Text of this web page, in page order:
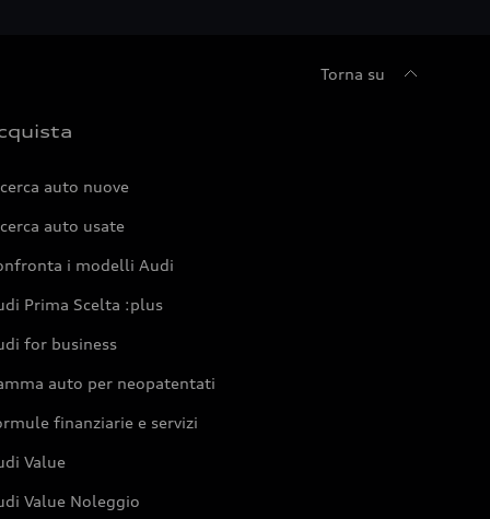
Torna su
auto nuove
auto usate
i modelli Audi
Prima Scelta :plus
for business
auto per neopatentati
finanziarie e servizi
Value
Value Noleggio